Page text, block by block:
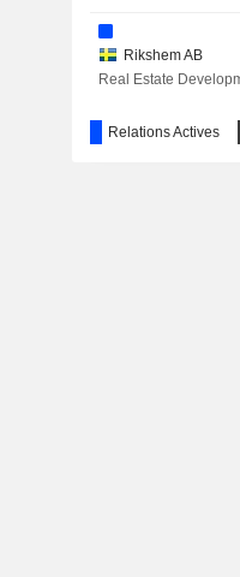
Rikshem AB
Real Estate
Relations Actives